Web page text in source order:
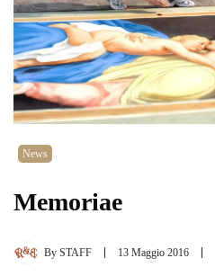
News
Memoriae
By STAFF 13 Maggio 2016